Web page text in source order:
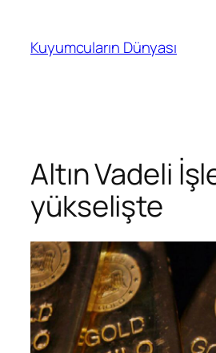
Kuyumcuların Dünyası
Altın Vadeli
yükselişte